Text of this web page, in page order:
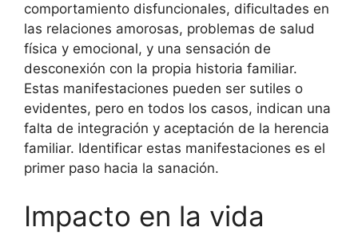
comportamiento disfuncionales, dificultades en
las relaciones amorosas, problemas de salud
física y emocional, y una sensación de
desconexión con la propia historia familiar.
Estas manifestaciones pueden ser sutiles o
evidentes, pero en todos los casos, indican una
falta de integración y aceptación de la herencia
familiar. Identificar estas manifestaciones es el
primer paso hacia la sanación.
Impacto en la vida